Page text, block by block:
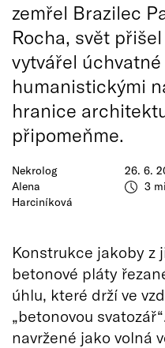
Nekrolog
Alena
Harciníková
26. 6.
3
zemřel Brazilec
Rocha, svět
vytvářel
humanistickými
hranice
připomeňme.
Konstrukce jakoby z
betonové pláty
úhlu, které drží ve
„betonovou
navržené jako volná